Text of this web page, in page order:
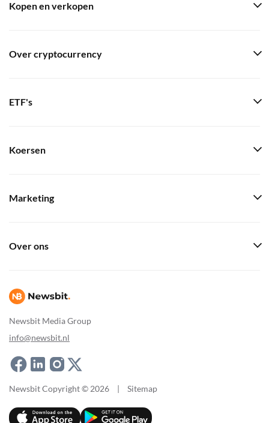
Newsbit Media Group
info@newsbit.nl
Kopen en verkopen
Over cryptocurrency
ETF's
Koersen
Marketing
Over ons
Newsbit Copyright © 2026 | Sitemap